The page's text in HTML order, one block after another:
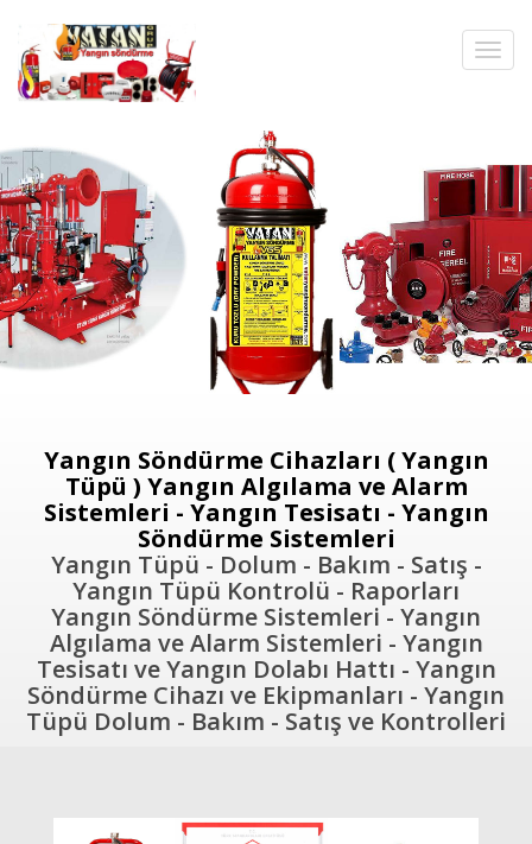
Yangın Söndürme Cihazları ( Yangın
Tüpü ) Yangın Algılama ve Alarm
Sistemleri - Yangın Tesisatı - Yangın
Söndürme Sistemleri
Yangın Tüpü - Dolum - Bakım - Satış -
Yangın Tüpü Kontrolü - Raporları
Yangın Söndürme Sistemleri - Yangın
Algılama ve Alarm Sistemleri - Yangın
Tesisatı ve Yangın Dolabı Hattı - Yangın
Söndürme Cihazı ve Ekipmanları - Yangın
Tüpü Dolum - Bakım - Satış ve Kontrolleri